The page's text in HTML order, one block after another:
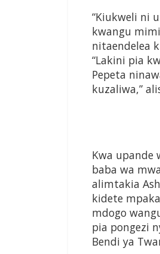
“Kiukweli ni
kwangu
nitaendelea
“Lakini pia
Pepeta
kuzaliwa,”
Kwa upande
baba wa
alimtakia
kidete
mdogo
pia pongezi
Bendi ya